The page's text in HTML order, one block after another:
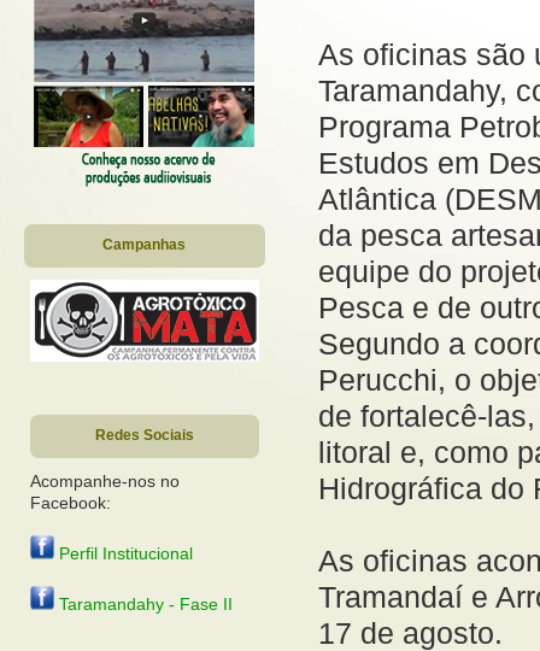
Campanhas
Redes Sociais
Acompanhe-nos no
Facebook:
Perfil Institucional
Taramandahy - Fase II
As oficinas são
Taramandahy,
Programa
Estudos em
Atlântica
da pesca
equipe do
Pesca e de
Segundo a
Perucchi, o
de fortalecê-
litoral e, como
Hidrográfica do
As oficinas
Tramandaí e
17 de agosto.